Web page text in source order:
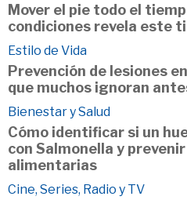
Mover el pie todo el
condiciones revela este
Estilo de Vida
Prevención de lesiones
que muchos ignoran
Bienestar y Salud
Cómo identificar si un
con Salmonella y
alimentarias
Cine, Series, Radio y TV